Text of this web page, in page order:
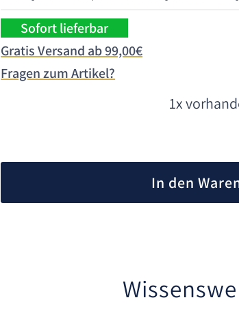
Sofort lieferbar
Gratis Versand ab 99,00€
Fragen zum Artikel?
1x
In den